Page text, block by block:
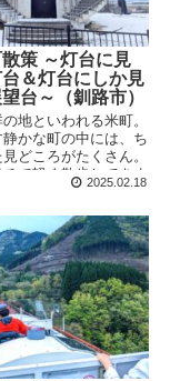
策 ～灯台に見
＆灯台にしか見
台～（釧路市）
地といわれる米町。
かな町の中には、ち
どころがたくさん。
チで軽く散歩してきま
2025.02.18